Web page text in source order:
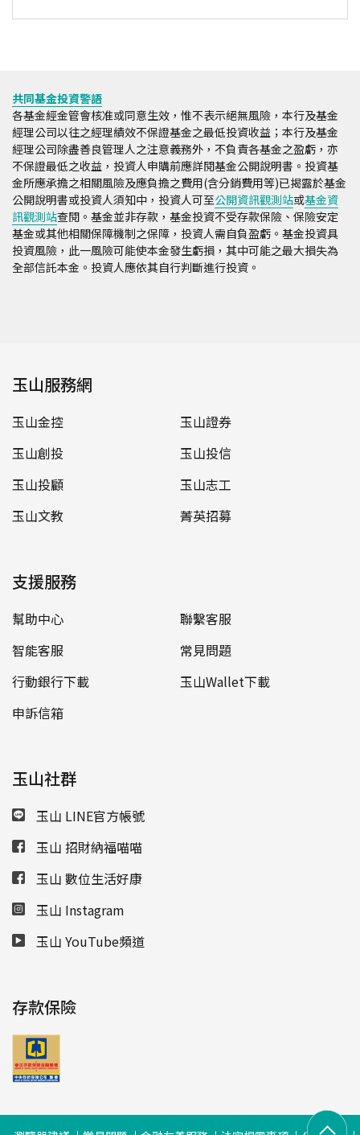
共同基金投資警語
各基金經金管會核准或同意生效，惟不表示絕無風險，本行及基金
經理公司以往之經理績效不保證基金之最低投資收益；本行及基金
經理公司除盡善良管理人之注意義務外，不負責各基金之盈虧，亦
不保證最低之收益，投資人申購前應詳閱基金公開說明書。投資基
金所應承擔之相關風險及應負擔之費用(含分銷費用等)已揭露於基金
公開說明書或投資人須知中，投資人可至公開資訊觀測站或基金資
訊觀測站查閱。基金並非存款，基金投資不受存款保險、保險安定
基金或其他相關保障機制之保障，投資人需自負盈虧。基金投資具
投資風險，此一風險可能使本金發生虧損，其中可能之最大損失為
全部信託本金。投資人應依其自行判斷進行投資。
玉山服務網
玉山金控
玉山證券
玉山創投
玉山投信
玉山投顧
玉山志工
玉山文教
菁英招募
支援服務
幫助中心
聯繫客服
智能客服
常見問題
行動銀行下載
玉山Wallet下載
申訴信箱
玉山社群
玉山 LINE官方帳號
玉山 招財納福喵喵
玉山 數位生活好康
玉山 Instagram
玉山 YouTube頻道
存款保險